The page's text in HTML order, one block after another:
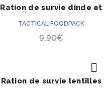
ACHETER
Ration de survie dinde et
TACTICAL FOODPACK
9.90€
ACHETER
Ration de survie lentilles